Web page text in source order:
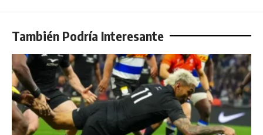
También Podría Interesante